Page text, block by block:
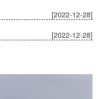
[2022-12-28]
[2022-12-28]